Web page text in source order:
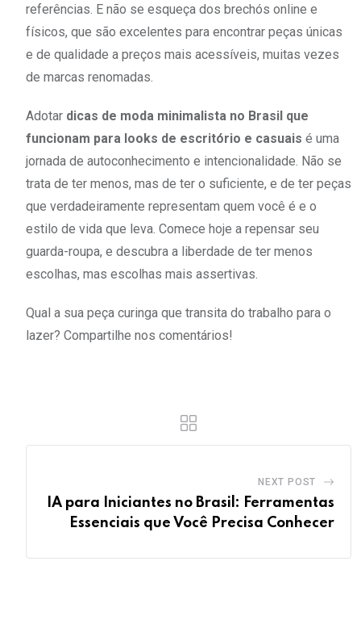
referências. E não se esqueça dos brechós online e
físicos, que são excelentes para encontrar peças únicas
e de qualidade a preços mais acessíveis, muitas vezes
de marcas renomadas.
Adotar dicas de moda minimalista no Brasil que
funcionam para looks de escritório e casuais é uma
jornada de autoconhecimento e intencionalidade. Não se
trata de ter menos, mas de ter o suficiente, e de ter peças
que verdadeiramente representam quem você é e o
estilo de vida que leva. Comece hoje a repensar seu
guarda-roupa, e descubra a liberdade de ter menos
escolhas, mas escolhas mais assertivas.
Qual a sua peça curinga que transita do trabalho para o
lazer? Compartilhe nos comentários!
NEXT POST
IA para Iniciantes no Brasil: Ferramentas
Essenciais que Você Precisa Conhecer